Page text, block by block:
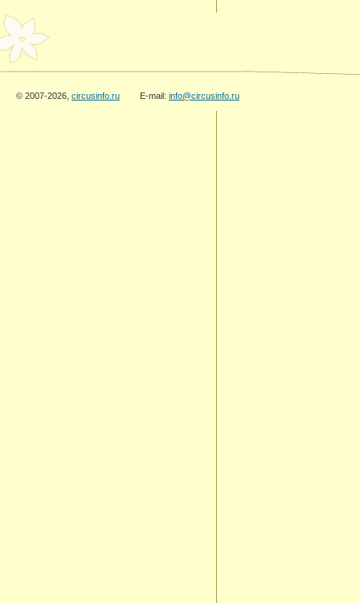
© 2007-2026, circusinfo.ru E-mail: info@circusinfo.ru